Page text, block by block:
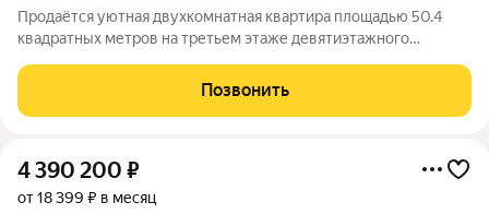
Продаётся уютная двухкомнатная квартира площадью 50.4
квадратных метров на третьем этаже девятиэтажного
улица 25 Партсъезда, дом 24. Строение было возведено в 1978
году и окружено развитой
Позвонить
4 390 200 ₽
от 18 399 ₽ в месяц